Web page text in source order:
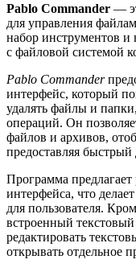
Pablo Commander —
для управления
набор инструментов
с файловой системой
Pablo Commander
интерфейс, который
удалять файлы и
операций. Он
файлов и архивов,
предоставляя
Программа
интерфейса, что
для пользователя.
встроенный
редактировать
открывать отдельное